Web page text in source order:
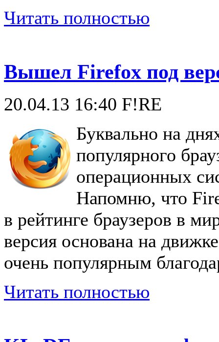
Читать полностью
Вышел Firefox под
20.04.13 16:40 F!RE
Буквально на
популярного
операционных
Напомню, что
в рейтинге браузеров в
версия основана на
очень популярным
Читать полностью